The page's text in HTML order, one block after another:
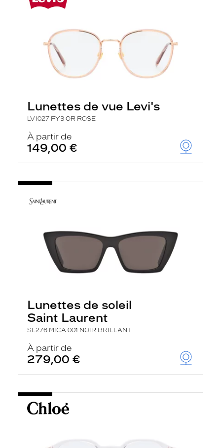
Lunettes de vue Levi's
LV1027 PY3 OR ROSE
À partir de
149,00 €
Lunettes de soleil
Saint Laurent
SL276 MICA 001 NOIR BRILLANT
À partir de
279,00 €